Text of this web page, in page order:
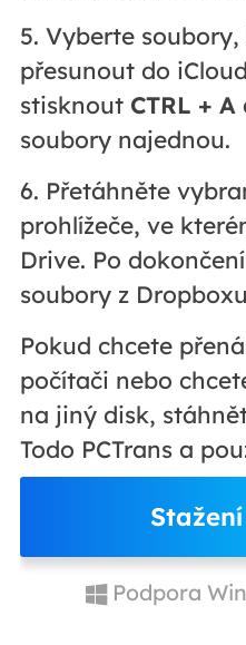
5. Vyberte
přesunout do
stisknout CTRL + A
soubory najednou.
6. Přetáhněte
prohlížeče, ve
Drive. Po
soubory z
Pokud chcete
počítači nebo
na jiný disk,
Todo PCTrans a
Podpora